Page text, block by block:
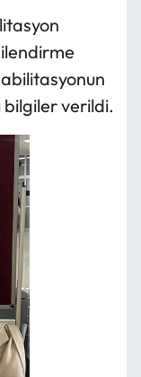
bilgiler verildi.